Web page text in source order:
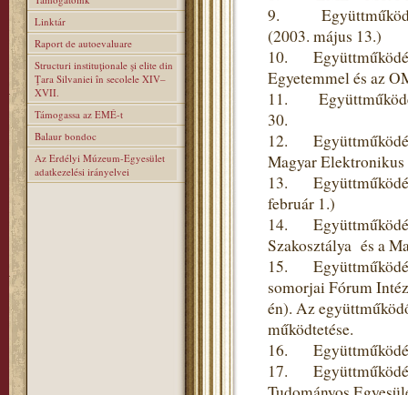
Linktár
Raport de autoevaluare
Structuri instituţionale şi elite din
Ţara Silvaniei în secolele XIV–
XVII.
Támogassa az EMÉ-t
Balaur bondoc
Az Erdélyi Múzeum-Egyesület
adatkezelési irányelvei
9. Együttműködési
(2003. május 13.)
10.
Egyetemmel és az
11.
30.
12.
Magyar
13.
február 1.)
14.
Szakosztálya és a
15.
somorjai Fórum
én). Az
működtetése.
16.
17.